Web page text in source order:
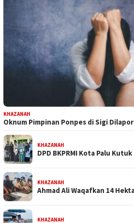
KHAZANAH
Oknum Pimpinan Ponpes di Sigi
KHAZANAH
DPD BKPRMI Kota Palu
KHAZANAH
Ahmad Ali Waqafkan 14
KHAZANAH